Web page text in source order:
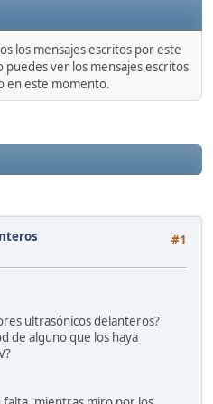
los mensajes escritos por este
puedes ver los mensajes escritos
en este momento.
#1
ultrasónicos delanteros?
de alguno que los haya